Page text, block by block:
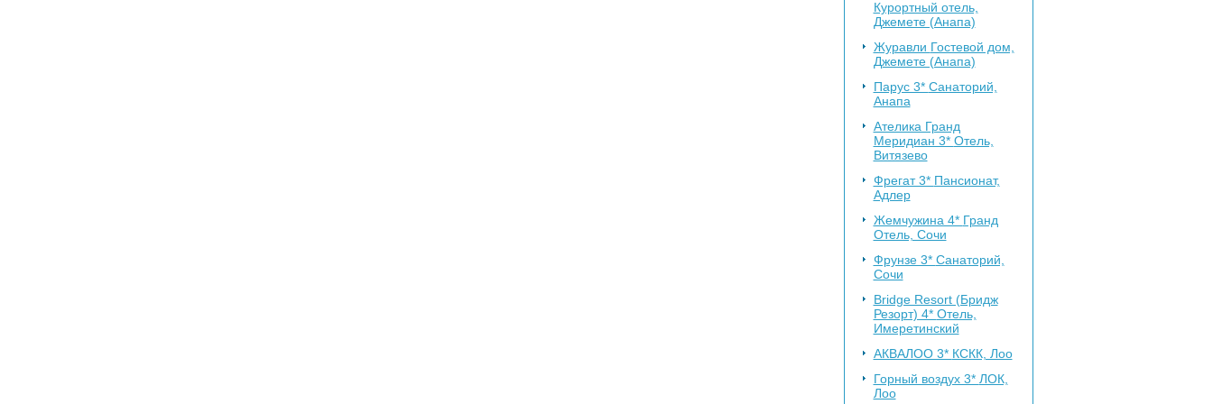
Курортный отель,
Джемете (Анапа)
Журавли Гостевой дом,
Джемете (Анапа)
Парус 3* Санаторий,
Анапа
Ателика Гранд
Меридиан 3* Отель,
Витязево
Фрегат 3* Пансионат,
Адлер
Жемчужина 4* Гранд
Отель, Сочи
Фрунзе 3* Санаторий,
Сочи
Bridge Resort (Бридж
Резорт) 4* Отель,
Имеретинский
АКВАЛОО 3* КСКК, Лоо
Горный воздух 3* ЛОК,
Лоо